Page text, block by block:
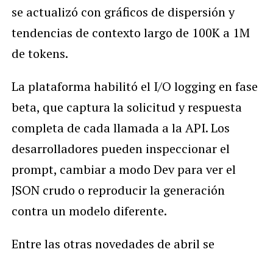
se actualizó con gráficos de dispersión y
tendencias de contexto largo de 100K a 1M
de tokens.
La plataforma habilitó el I/O logging en fase
beta, que captura la solicitud y respuesta
completa de cada llamada a la API. Los
desarrolladores pueden inspeccionar el
prompt, cambiar a modo Dev para ver el
JSON crudo o reproducir la generación
contra un modelo diferente.
Entre las otras novedades de abril se